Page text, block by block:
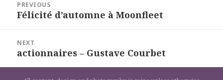
l’article
PREVIOUS
Previous
Félicité d’automne à Moonfleet
NEXT
Next
actionnaires – Gustave Courbet